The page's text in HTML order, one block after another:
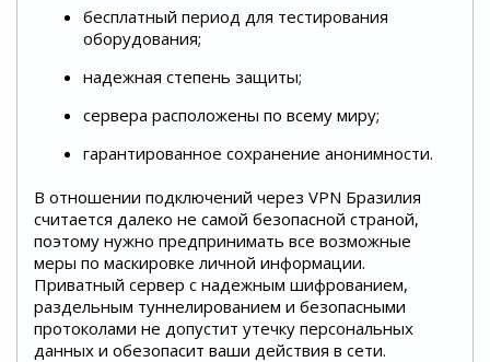
бесплатный период для тестирования
оборудования;
надежная степень защиты;
сервера расположены по всему миру;
гарантированное сохранение анонимности.
В отношении подключений через VPN Бразилия
считается далеко не самой безопасной страной,
поэтому нужно предпринимать все возможные
меры по маскировке личной информации.
Приватный сервер с надежным шифрованием,
раздельным туннелированием и безопасными
протоколами не допустит утечку персональных
данных и обезопасит ваши действия в сети.